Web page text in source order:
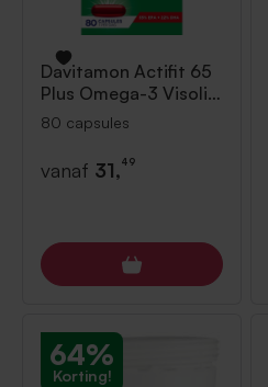
Davitamon Actifit 65
Plus Omega-3 Visolie
80 capsules
80 capsules
vanaf 31,49
64%
Korting!